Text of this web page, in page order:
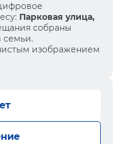
Парковая улица,
собраны
семьи.
изображением